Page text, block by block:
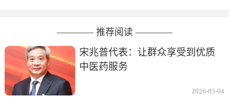
———— 推荐阅读 ————
宋兆普代表：让群众享受到优质
中医药服务
2026-03-04